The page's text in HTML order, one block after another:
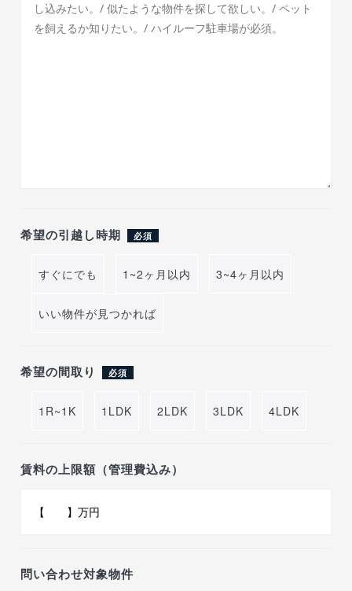
希望の引越し時期 必須
すぐにでも 1~2ヶ月以内 3~4ヶ月以内
いい物件が見つかれば
希望の間取り 必須
1R~1K 1LDK 2LDK 3LDK 4LDK
賃料の上限額（管理費込み）
問い合わせ対象物件